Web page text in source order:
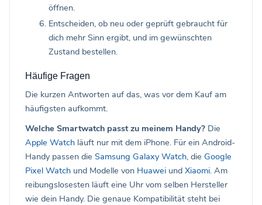
öffnen.
Entscheiden, ob neu oder geprüft gebraucht für
dich mehr Sinn ergibt, und im gewünschten
Zustand bestellen.
Häufige Fragen
Die kurzen Antworten auf das, was vor dem Kauf am
häufigsten aufkommt.
Welche Smartwatch passt zu meinem Handy? Die
Apple Watch läuft nur mit dem iPhone. Für ein Android-
Handy passen die Samsung Galaxy Watch, die Google
Pixel Watch und Modelle von Huawei und Xiaomi. Am
reibungslosesten läuft eine Uhr vom selben Hersteller
wie dein Handy. Die genaue Kompatibilität steht bei